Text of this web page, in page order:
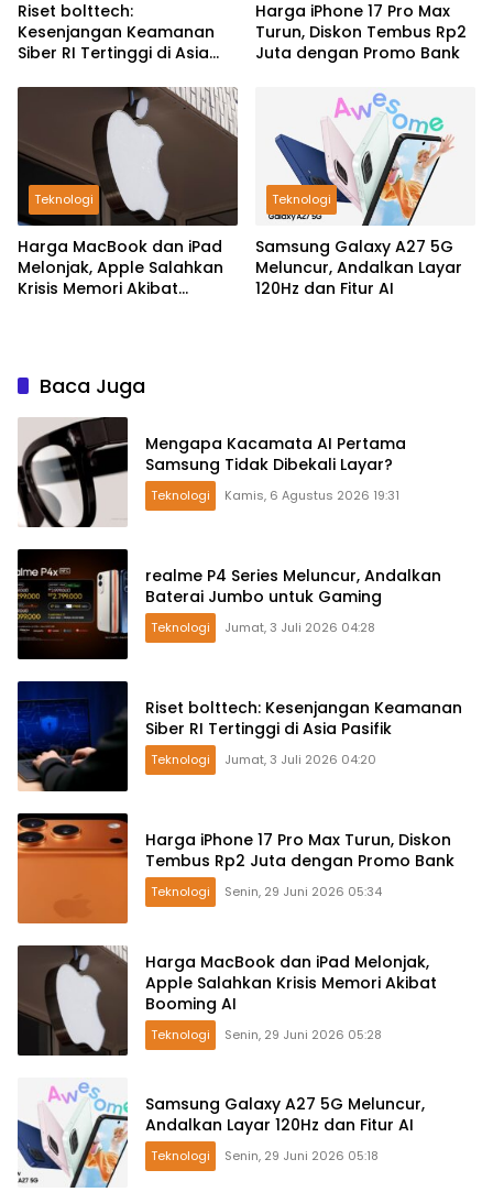
Riset bolttech:
Kesenjangan Keamanan
Siber RI Tertinggi di Asia
Harga iPhone 17 Pro Max
Turun, Diskon Tembus Rp2
Juta dengan Promo Bank
Teknologi
Harga MacBook dan iPad
Melonjak, Apple Salahkan
Krisis Memori Akibat
Teknologi
Samsung Galaxy A27 5G
Meluncur, Andalkan Layar
120Hz dan Fitur AI
Baca Juga
Mengapa Kacamata AI Pertama
Samsung Tidak Dibekali Layar?
Teknologi Kamis, 6 Agustus 2026 19:31
realme P4 Series Meluncur, Andalkan
Baterai Jumbo untuk Gaming
Teknologi Jumat, 3 Juli 2026 04:28
Riset bolttech: Kesenjangan Keamanan
Siber RI Tertinggi di Asia Pasifik
Teknologi Jumat, 3 Juli 2026 04:20
Harga iPhone 17 Pro Max Turun, Diskon
Tembus Rp2 Juta dengan Promo Bank
Teknologi Senin, 29 Juni 2026 05:34
Harga MacBook dan iPad Melonjak,
Apple Salahkan Krisis Memori Akibat
Booming AI
Teknologi Senin, 29 Juni 2026 05:28
Samsung Galaxy A27 5G Meluncur,
Andalkan Layar 120Hz dan Fitur AI
Teknologi Senin, 29 Juni 2026 05:18